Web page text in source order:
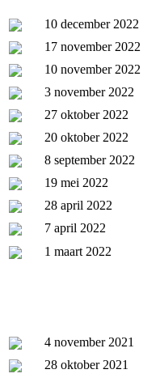
10 december 2022
17 november 2022
10 november 2022
3 november 2022
27 oktober 2022
20 oktober 2022
8 september 2022
19 mei 2022
28 april 2022
7 april 2022
1 maart 2022
4 november 2021
28 oktober 2021